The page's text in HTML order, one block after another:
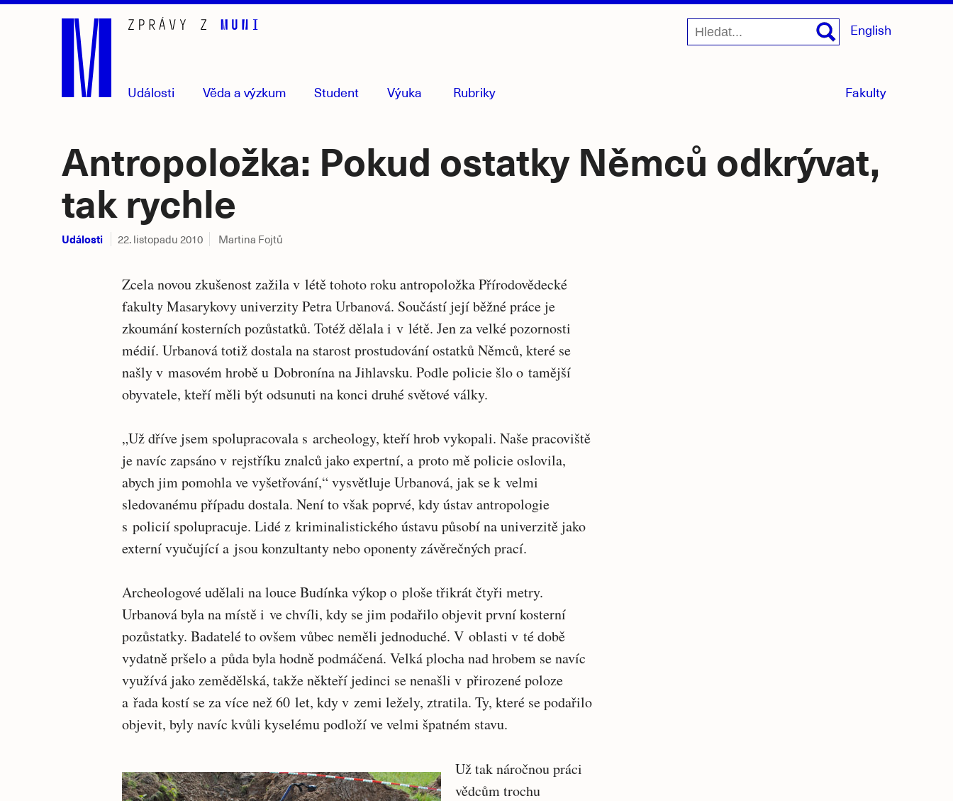
Události Věda a výzkum Student Výuka Rubriky Fakultymenu
English
Antropoložka: Pokud ostatky Němců odkrývat,
tak rychle
Události 22. listopadu 2010 Martina Fojtů
Zcela novou zkušenost zažila v létě tohoto roku antropoložka Přírodovědecké
fakulty Masarykovy univerzity Petra Urbanová. Součástí její běžné práce je
zkoumání kosterních pozůstatků. Totéž dělala i v létě. Jen za velké pozornosti
médií. Urbanová totiž dostala na starost prostudování ostatků Němců, které se
našly v masovém hrobě u Dobronína na Jihlavsku. Podle policie šlo o tamější
obyvatele, kteří měli být odsunuti na konci druhé světové války.
„Už dříve jsem spolupracovala s archeology, kteří hrob vykopali. Naše pracoviště
je navíc zapsáno v rejstříku znalců jako expertní, a proto mě policie oslovila,
abych jim pomohla ve vyšetřování,“ vysvětluje Urbanová, jak se k velmi
sledovanému případu dostala. Není to však poprvé, kdy ústav antropologie
s policií spolupracuje. Lidé z kriminalistického ústavu působí na univerzitě jako
externí vyučující a jsou konzultanty nebo oponenty závěrečných prací.
Archeologové udělali na louce Budínka výkop o ploše třikrát čtyři metry.
Urbanová byla na místě i ve chvíli, kdy se jim podařilo objevit první kosterní
pozůstatky. Badatelé to ovšem vůbec neměli jednoduché. V oblasti v té době
vydatně pršelo a půda byla hodně podmáčená. Velká plocha nad hrobem se navíc
využívá jako zemědělská, takže někteří jedinci se nenašli v přirozené poloze
a řada kostí se za více než 60 let, kdy v zemi ležely, ztratila. Ty, které se podařilo
objevit, byly navíc kvůli kyselému podloží ve velmi špatném stavu.
Už tak náročnou práci
vědcům trochu
Související
články